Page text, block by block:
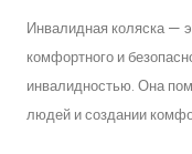
Инвалидная коляска —
комфортного и
инвалидностью. Она
людей и создании